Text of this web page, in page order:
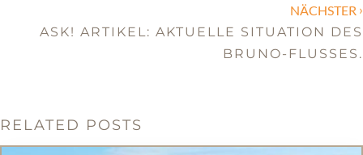
NÄCHSTER ›
ASK! ARTIKEL: AKTUELLE SITUATION DES
BRUNO-FLUSSES.
RELATED POSTS